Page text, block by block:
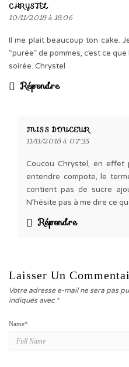
CHRYSTEL
10/11/2018 à 18:06
Il me plait beaucoup ton cake.
“purée” de pommes, c’est ce
soirée. Chrystel
Répondre
MISS DOUCEUR
11/11/2018 à 07:35
Coucou Chrystel, en
entendre compote, le
contient pas de sucre
N’hésite pas à me dire ce
Répondre
Laisser Un
Votre adresse e-mail ne sera pas
indiqués avec *
Name*